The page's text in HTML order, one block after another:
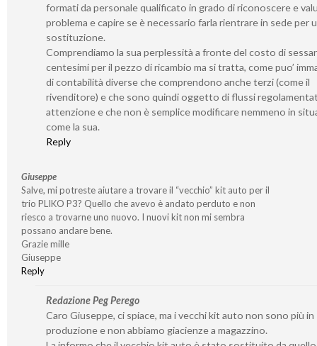
formati da personale qualificato in grado di riconoscere e
problema e capire se è necessario farla rientrare in sede per
sostituzione.
Comprendiamo la sua perplessità a fronte del costo di
centesimi per il pezzo di ricambio ma si tratta, come puo’
di contabilità diverse che comprendono anche terzi (come il
rivenditore) e che sono quindi oggetto di flussi
attenzione e che non è semplice modificare nemmeno in
come la sua.
Reply
Giuseppe
Salve, mi potreste aiutare a trovare il “vecchio” kit auto per il
trio PLIKO P3? Quello che avevo è andato perduto e non
riesco a trovarne uno nuovo. I nuovi kit non mi sembra
possano andare bene.
Grazie mille
Giuseppe
Reply
Redazione Peg Perego
Caro Giuseppe, ci spiace, ma i vecchi kit auto non sono più in
produzione e non abbiamo giacienze a magazzino.